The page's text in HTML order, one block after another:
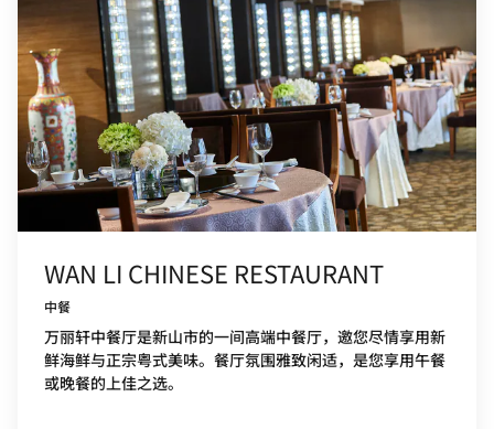
WAN LI CHINESE RESTAURANT
中餐
万丽轩中餐厅是新山市的一间高端中餐厅，邀您尽情享用新
鲜海鲜与正宗粤式美味。餐厅氛围雅致闲适，是您享用午餐
或晚餐的上佳之选。